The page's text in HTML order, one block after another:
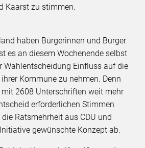
Kaarst zu stimmen.
haben Bürgerinnen und Bürger
es an diesem Wochenende selbst
Wahlentscheidung Einfluss auf die
Kommune zu nehmen. Denn
2608 Unterschriften weit mehr
erforderlichen Stimmen
Ratsmehrheit aus CDU und
gewünschte Konzept ab.